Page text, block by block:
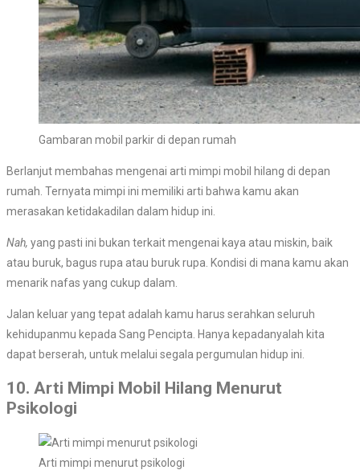
Gambaran mobil parkir di depan rumah
Berlanjut membahas mengenai arti mimpi mobil hilang di depan
rumah. Ternyata mimpi ini memiliki arti bahwa kamu akan
merasakan ketidakadilan dalam hidup ini.
Nah, yang pasti ini bukan terkait mengenai kaya atau miskin, baik
atau buruk, bagus rupa atau buruk rupa. Kondisi di mana kamu akan
menarik nafas yang cukup dalam.
Jalan keluar yang tepat adalah kamu harus serahkan seluruh
kehidupanmu kepada Sang Pencipta. Hanya kepadanyalah kita
dapat berserah, untuk melalui segala pergumulan hidup ini.
10. Arti Mimpi Mobil Hilang Menurut
Psikologi
Arti mimpi menurut psikologi